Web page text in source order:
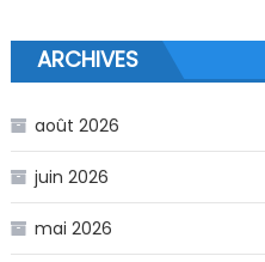
ARCHIVES
août 2026
juin 2026
mai 2026